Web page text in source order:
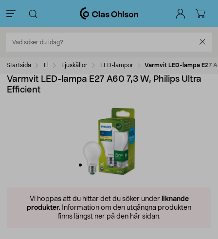
Startsida El Ljuskällor LED-lampor Varmvit LED-lampa E27
Varmvit LED-lampa E27 A60 7,3 W, Philips Ultra
Efficient
Vi hoppas att du hittar det du söker under liknande
produkter. Information om den utgångna produkten
finns längst ner på den här sidan.